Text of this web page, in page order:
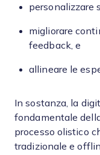
personalizzare
migliorare
feedback, e
allineare le
In sostanza, la
fondamentale
processo olistico
tradizionale e